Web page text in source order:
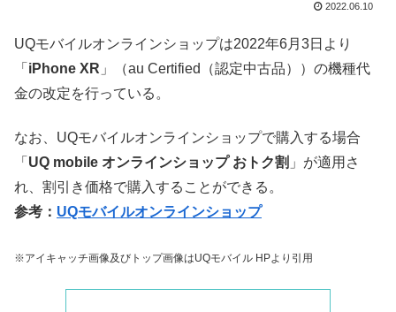
2022.06.10
UQモバイルオンラインショップは2022年6月3日より
「 iPhone XR 」（au Certified（認定中古品））の機種代
金の改定を行っている。
なお、UQモバイルオンラインショップで購入する場合
「 UQ mobile オンラインショップ おトク割 」が適用さ
れ、割引き価格で購入することができる。
参考： UQモバイルオンラインショップ
※アイキャッチ画像及びトップ画像はUQモバイル HPより引用